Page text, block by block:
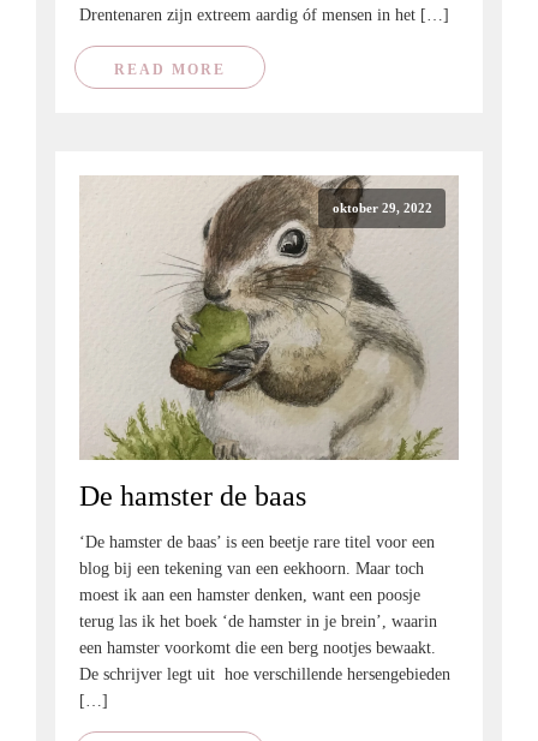
Drentenaren zijn extreem aardig óf mensen in het […]
READ MORE
oktober 29, 2022
De hamster de baas
‘De hamster de baas’ is een beetje rare titel voor een
blog bij een tekening van een eekhoorn. Maar toch
moest ik aan een hamster denken, want een poosje
terug las ik het boek ‘de hamster in je brein’, waarin
een hamster voorkomt die een berg nootjes bewaakt.
De schrijver legt uit hoe verschillende hersengebieden
[…]